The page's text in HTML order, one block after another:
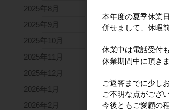
2025年8月
2025年9月
2025年10月
2025年11月
2025年12月
2026年1月
2026年2月
本年度の夏季休業
併せまして、休暇
休業中は電話受付
休業期間中に頂き
ご返答までに少し
ご不明な点がござ
今後ともご愛顧の